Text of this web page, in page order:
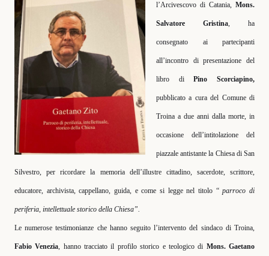
l’Arcivescovo di Catania, Mons.
Salvatore Gristina, ha
consegnato ai partecipanti
all’incontro di presentazione del
libro diPino Scorciapino,
pubblicato a cura del Comune di
Troina a due anni dalla morte, in
occasione dell’intitolazione del
piazzale antistante la Chiesa di San
Silvestro, per ricordare la memoria dell’illustre cittadino, sacerdote, scrittore,
educatore, archivista, cappellano, guida, e come si legge nel titolo “parroco di
periferia, intellettuale storico della Chiesa”.
Le numerose testimonianze che hanno seguito l’intervento del sindaco di Troina,
Fabio Venezia, hanno tracciato il profilo storico e teologico di Mons. Gaetano